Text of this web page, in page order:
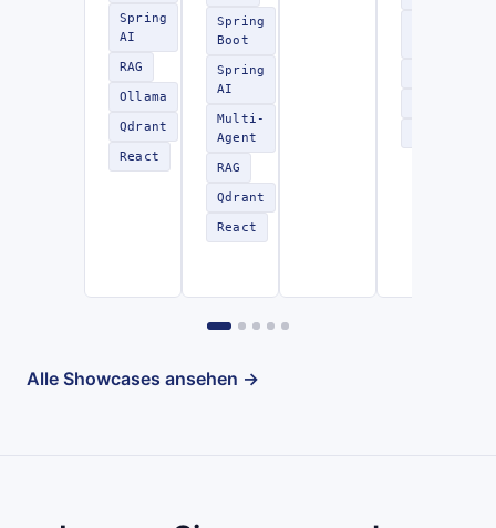
Spring
AI
RAG
Ollama
Qdrant
React
Spring
Boot
Spring
AI
Multi-
Agent
RAG
Qdrant
React
Alle Showcases ansehen →